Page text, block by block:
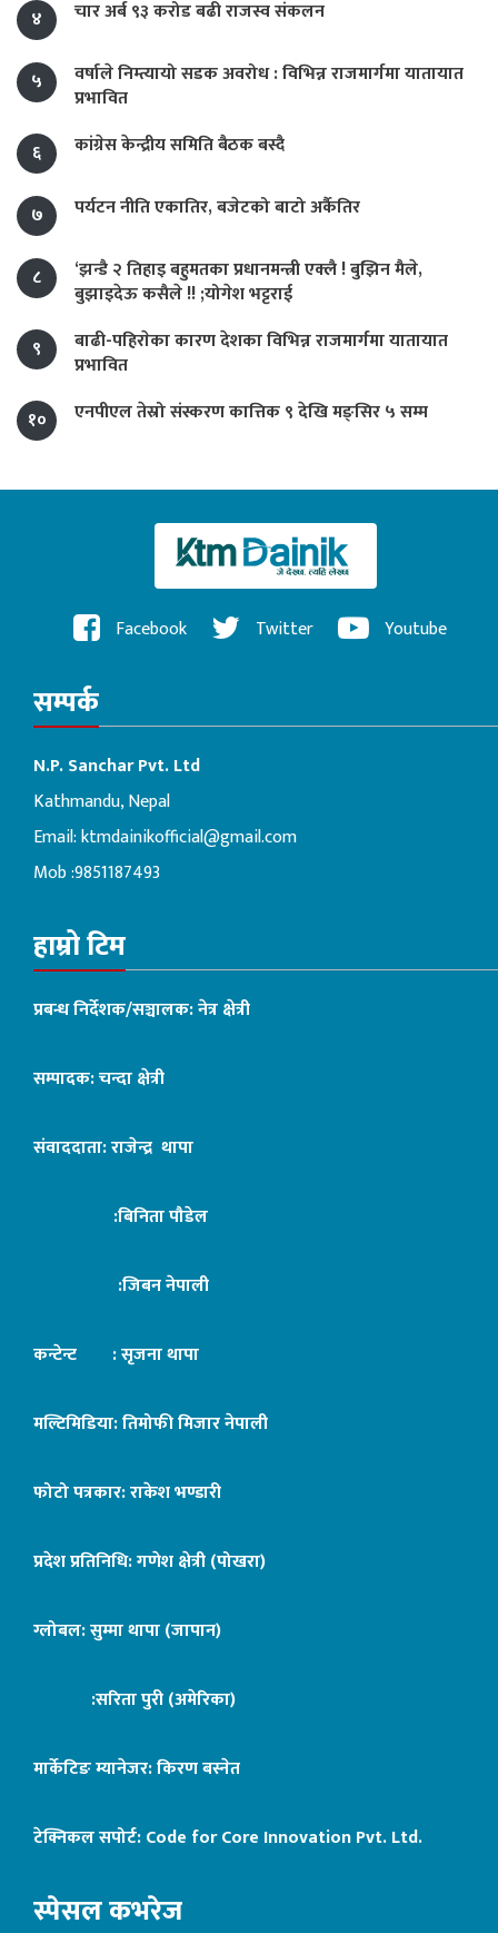
४
चार अर्ब ९३ करोड बढी राजस्व संकलन
५
वर्षाले निम्त्यायो सडक अवरोध : विभिन्न राजमार्गमा यातायात
प्रभावित
६
कांग्रेस केन्द्रीय समिति बैठक बस्दै
७ पर्यटन नीति एकातिर, बजेटको बाटो अर्कैतिर
८
‘झन्डै २ तिहाइ बहुमतका प्रधानमन्त्री एक्लै ! बुझिन मैले,
बुझाइदेऊ कसैले !! ;योगेश भट्टराई
९
बाढी-पहिराेका कारण देशका विभिन्न राजमार्गमा यातायात
प्रभावित
१०
एनपीएल तेस्रो संस्करण कात्तिक ९ देखि मङ्सिर ५ सम्म
Facebook Twitter Youtube
सम्पर्क
N.P. Sanchar Pvt. Ltd
Kathmandu, Nepal
Email:ktmdainikofficial@gmail.com
Mob :9851187493
हाम्रो टिम
प्रबन्ध निर्देशक/सञ्चालक: नेत्र क्षेत्री
सम्पादक: चन्दा क्षेत्री
संवाददाता: राजेन्द्र थापा
:बिनिता पौडेल
:जिबन नेपाली
कन्टेन्ट : सृजना थापा
मल्टिमिडिया: तिमोफी मिजार नेपाली
फोटो पत्रकार: राकेश भण्डारी
प्रदेश प्रतिनिधि: गणेश क्षेत्री (पोखरा)
ग्लोबल: सुम्मा थापा (जापान)
:सरिता पुरी (अमेरिका)
मार्केटिङ म्यानेजर: किरण बस्नेत
टेक्निकल सपोर्ट:Code for Core Innovation Pvt. Ltd.
स्पेसल कभरेज